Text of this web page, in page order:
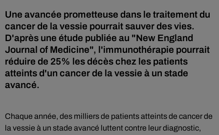
Une avancée prometteuse dans le traitement du
cancer de la vessie pourrait sauver des vies.
D'après une étude publiée au "New England
Journal of Medicine", l'immunothérapie pourrait
réduire de 25% les décès chez les patients
atteints d'un cancer de la vessie à un stade
avancé.
Chaque année, des milliers de patients atteints de cancer de
la vessie à un stade avancé luttent contre leur diagnostic,